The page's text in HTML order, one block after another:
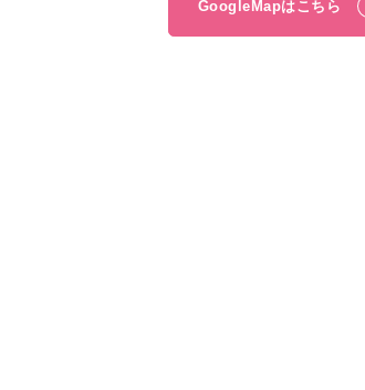
GoogleMapはこちら